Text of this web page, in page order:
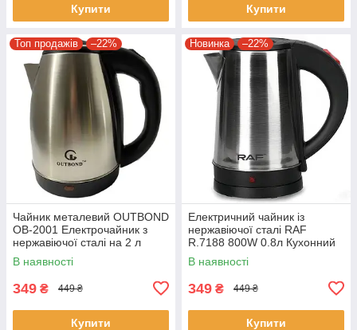
Купити Купити
Топ продажів –22%
Чайник металевий OUTBOND
OB-2001 Електрочайник з
нержавіючої сталі на 2 л
потужністю 1850 Вт
В наявності
349 ₴ 449 ₴
Купити
Новинка –22%
Електричний чайник із
нержавіючої сталі RAF
R.7188 800W 0.8л Кухонний
електричний чайник
В наявності
349 ₴ 449 ₴
Купити